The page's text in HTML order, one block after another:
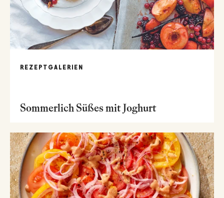
REZEPTGALERIEN
Sommerlich Süßes mit Joghurt